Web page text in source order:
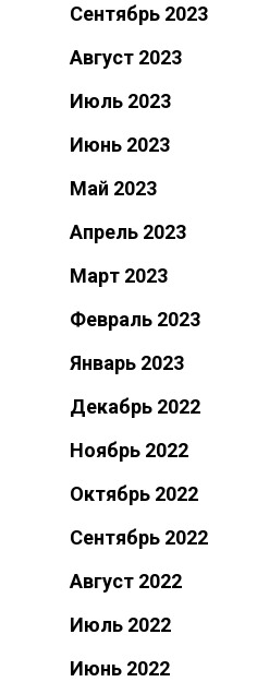
Сентябрь 2023
Август 2023
Июль 2023
Июнь 2023
Май 2023
Апрель 2023
Март 2023
Февраль 2023
Январь 2023
Декабрь 2022
Ноябрь 2022
Октябрь 2022
Сентябрь 2022
Август 2022
Июль 2022
Июнь 2022